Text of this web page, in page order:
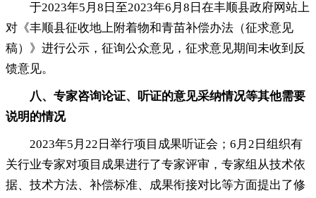
于2023年5月8日至2023年6月8日在丰顺县政府网站上
对《丰顺县征收地上附着物和青苗补偿办法（征求意见
稿）》进行公示 ， 征询公众意见，征求意见期间未收到反
馈意见。
八、专家咨询论证、听证的意见采纳情况等其他需要
说明的情况
2023年5月22日举行项目成果听证会 ； 6月2日组织有
关行业专家对项目成果进行了专家评审，专家组从技术依
据、技术方法、补偿标准、成果衔接对比等方面提出了修